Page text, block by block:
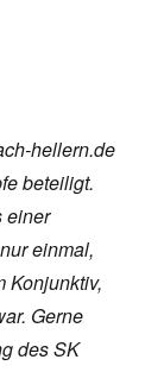
hellern.de
beteiligt.
einer
einmal,
Konjunktiv,
Gerne
des SK